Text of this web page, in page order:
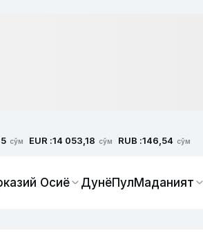
сўм EUR :14 053,18 сўм RUB :146,54 сўм
Осиё ДунёПулМаданият